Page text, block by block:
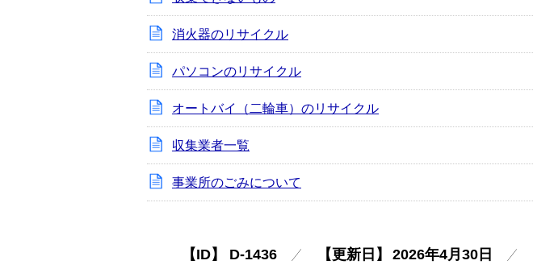
消火器のリサイクル
パソコンのリサイクル
オートバイ（二輪車）のリサイクル
収集業者一覧
事業所のごみについて
【ID】 D-1436 【更新日】 2026年4月30日